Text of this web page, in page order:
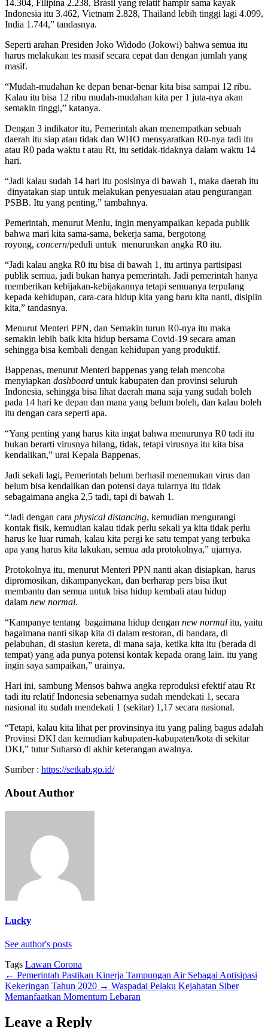
14.304, Filipina 2.238, Brasil yang relatif hampir sama kayak
Indonesia itu 3.462, Vietnam 2.828, Thailand lebih tinggi lagi 4.099,
India 1.744,” tandasnya.
Seperti arahan Presiden Joko Widodo (Jokowi) bahwa semua itu
harus melakukan tes masif secara cepat dan dengan jumlah yang
masif.
“Mudah-mudahan ke depan benar-benar kita bisa sampai 12 ribu.
Kalau itu bisa 12 ribu mudah-mudahan kita per 1 juta-nya akan
semakin tinggi,” katanya.
Dengan 3 indikator itu, Pemerintah akan menempatkan sebuah
daerah itu siap atau tidak dan WHO mensyaratkan R0-nya tadi itu
atau R0 pada waktu t atau Rt, itu setidak-tidaknya dalam waktu 14
hari.
“Jadi kalau sudah 14 hari itu posisinya di bawah 1, maka daerah itu
dinyatakan siap untuk melakukan penyesuaian atau pengurangan
PSBB. Itu yang penting,” tambahnya.
Pemerintah, menurut Menlu, ingin menyampaikan kepada publik
bahwa mari kita sama-sama, bekerja sama, bergotong
royong, concern/peduli untuk menurunkan angka R0 itu.
“Jadi kalau angka R0 itu bisa di bawah 1, itu artinya partisipasi
publik semua, jadi bukan hanya pemerintah. Jadi pemerintah hanya
memberikan kebijakan-kebijakannya tetapi semuanya terpulang
kepada kehidupan, cara-cara hidup kita yang baru kita nanti, disiplin
kita,” tandasnya.
Menurut Menteri PPN, dan Semakin turun R0-nya itu maka
semakin lebih baik kita hidup bersama Covid-19 secara aman
sehingga bisa kembali dengan kehidupan yang produktif.
Bappenas, menurut Menteri bappenas yang telah mencoba
menyiapkan dashboard untuk kabupaten dan provinsi seluruh
Indonesia, sehingga bisa lihat daerah mana saja yang sudah boleh
pada 14 hari ke depan dan mana yang belum boleh, dan kalau boleh
itu dengan cara seperti apa.
“Yang penting yang harus kita ingat bahwa menurunya R0 tadi itu
bukan berarti virusnya hilang, tidak, tetapi virusnya itu kita bisa
kendalikan,” urai Kepala Bappenas.
Jadi sekali lagi, Pemerintah belum berhasil menemukan virus dan
belum bisa kendalikan dan potensi daya tularnya itu tidak
sebagaimana angka 2,5 tadi, tapi di bawah 1.
“Jadi dengan cara physical distancing, kemudian mengurangi
kontak fisik, kemudian kalau tidak perlu sekali ya kita tidak perlu
harus ke luar rumah, kalau kita pergi ke satu tempat yang terbuka
apa yang harus kita lakukan, semua ada protokolnya,” ujarnya.
Protokolnya itu, menurut Menteri PPN nanti akan disiapkan, harus
dipromosikan, dikampanyekan, dan berharap pers bisa ikut
membantu dan semua untuk bisa hidup kembali atau hidup
dalam new normal.
“Kampanye tentang bagaimana hidup dengan new normal itu, yaitu
bagaimana nanti sikap kita di dalam restoran, di bandara, di
pelabuhan, di stasiun kereta, di mana saja, ketika kita itu (berada di
tempat) yang ada punya potensi kontak kepada orang lain. itu yang
ingin saya sampaikan,” urainya.
Hari ini, sambung Mensos bahwa angka reproduksi efektif atau Rt
tadi itu relatif Indonesia sebenarnya sudah mendekati 1, secara
nasional itu sudah mendekati 1 (sekitar) 1,17 secara nasional.
“Tetapi, kalau kita lihat per provinsinya itu yang paling bagus adalah
Provinsi DKI dan kemudian kabupaten-kabupaten/kota di sekitar
DKI,” tutur Suharso di akhir keterangan awalnya.
Sumber : https://setkab.go.id/
About Author
Lucky
See author's posts
Tags Lawan Corona
← Pemerintah Pastikan Kinerja Tampungan Air Sebagai Antisipasi
Kekeringan Tahun 2020 → Waspadai Pelaku Kejahatan Siber
Memanfaatkan Momentum Lebaran
Leave a Reply